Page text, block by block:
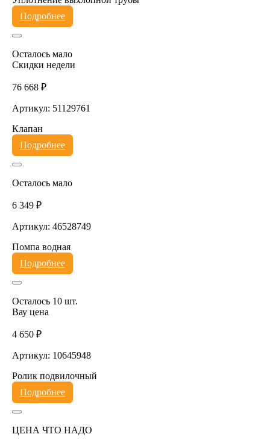
Подробнее
Осталось мало
Скидки недели
76 668 ₽
Артикул: 51129761
Клапан
Подробнее
Осталось мало
6 349 ₽
Артикул: 46528749
Помпа водная
Подробнее
Осталось 10 шт.
Вау цена
4 650 ₽
Артикул: 10645948
Ролик подвилочный
Подробнее
ЦЕНА ЧТО НАДО